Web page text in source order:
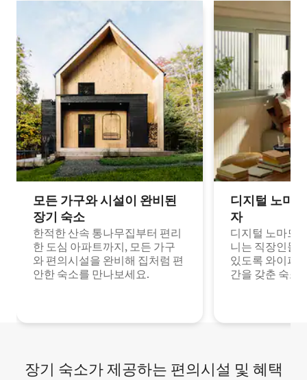
모든 가구와 시설이 완비된
장기 숙소
한적한 산속 통나무집부터 편리
한 도심 아파트까지, 모든 가구
와 편의시설을 완비해 집처럼 편
안한 숙소를 만나보세요.
디지털 노마
자
디지털 노마드
니는 직장인들
있도록 와이파
간을 갖춘 숙소
장기 숙소가 제공하는 편의시설 및 혜택